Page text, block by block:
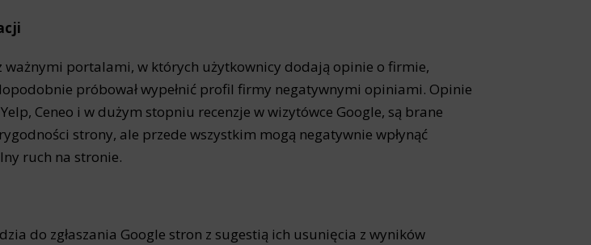
site traffic and how users use the site, how they came to the site, and to
with files installed while browsing other websites, profile the user,
retargeting content deemed most appropriate.
ważnymi portalami, w których użytkownicy dodają opinie o firmie,
próbował wypełnić profil firmy negatywnymi opiniami. Opinie
Ceneo i w dużym stopniu recenzje w wizytówce Google, są brane
strony, ale przede wszystkim mogą negatywnie wpłynąć
ruch na stronie.
do zgłaszania Google stron z sugestią ich usunięcia z wyników